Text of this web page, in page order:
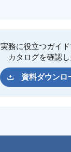
実務に役立つガイ
カタログを確認
資料ダウンロ